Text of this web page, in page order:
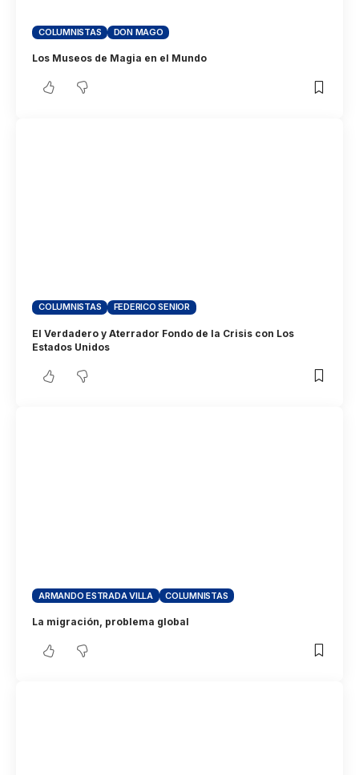
COLUMNISTAS DON MAGO
Los Museos de Magia en el Mundo
COLUMNISTAS FEDERICO SENIOR
El Verdadero y Aterrador Fondo de la Crisis con Los
Estados Unidos
ARMANDO ESTRADA VILLA COLUMNISTAS
La migración, problema global